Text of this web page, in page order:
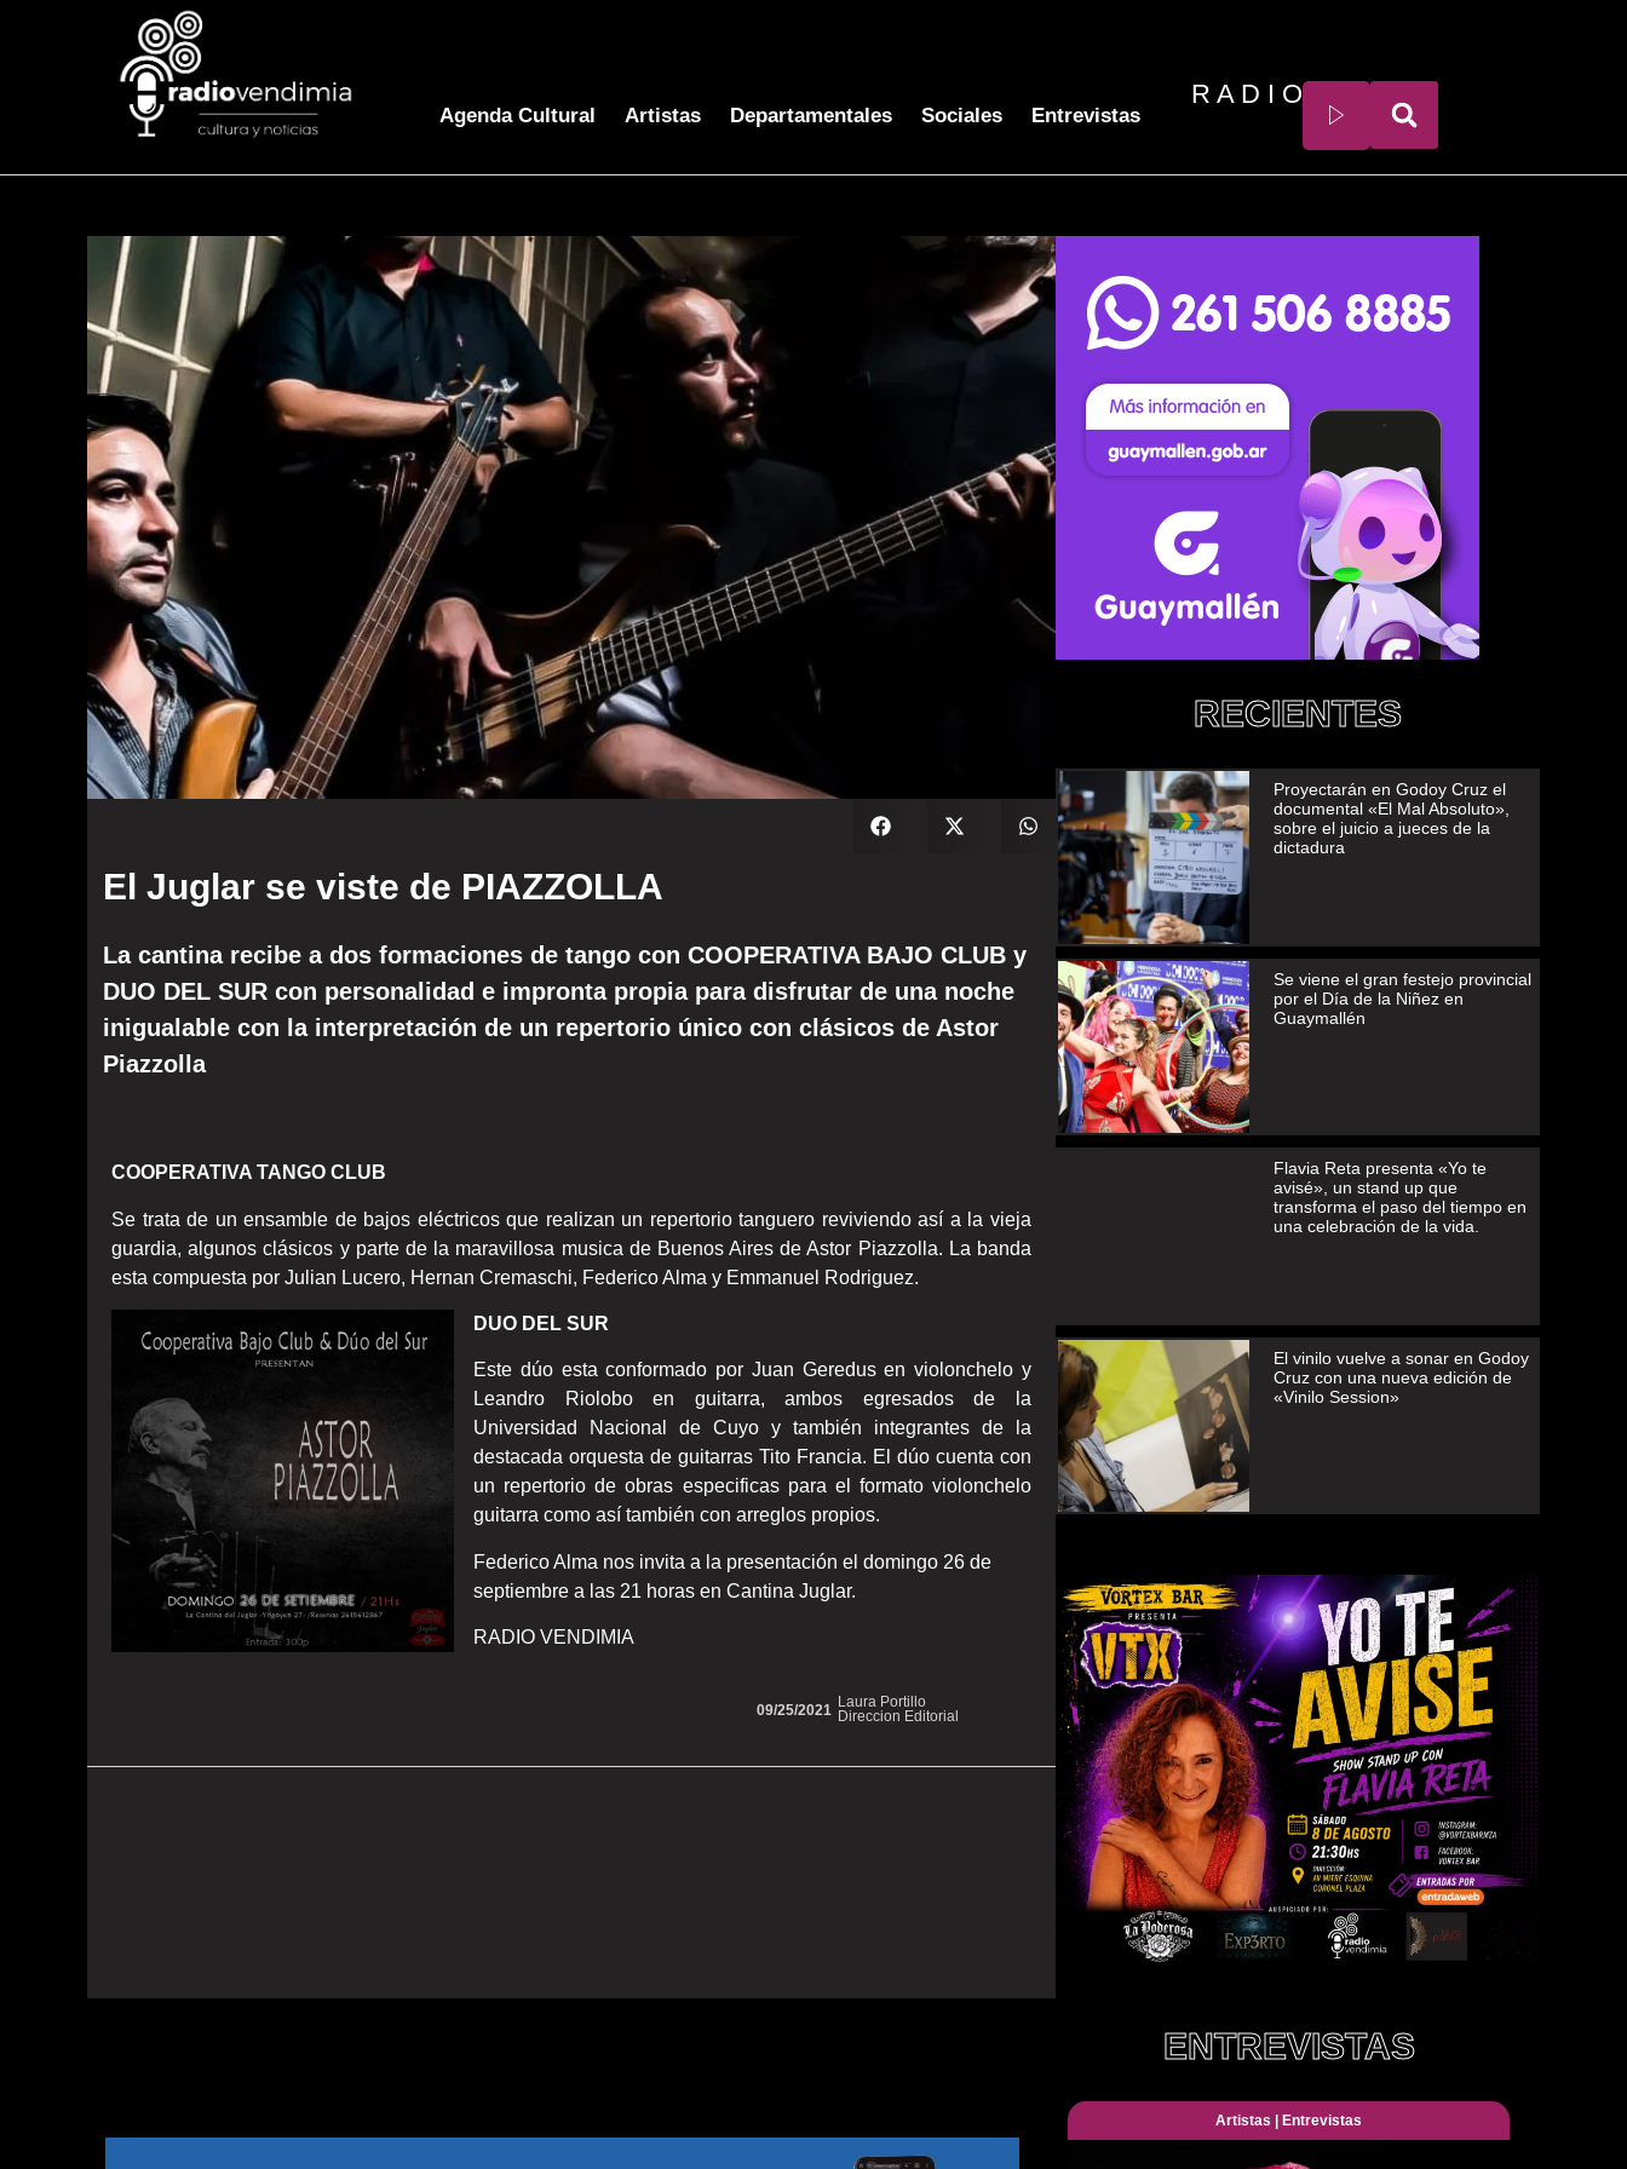
Agenda Cultural Artistas Departamentales Sociales Entrevistas
R A D I O
El Juglar se viste de PIAZZOLLA
La cantina recibe a dos formaciones de tango con COOPERATIVA BAJO CLUB y
DUO DEL SUR con personalidad e impronta propia para disfrutar de una noche
inigualable con la interpretación de un repertorio único con clásicos de Astor
Piazzolla
COOPERATIVA TANGO CLUB
Se trata de un ensamble de bajos eléctricos que realizan un repertorio tanguero reviviendo así a la vieja
guardia, algunos clásicos y parte de la maravillosa musica de Buenos Aires de Astor Piazzolla. La banda
esta compuesta por Julian Lucero, Hernan Cremaschi, Federico Alma y Emmanuel Rodriguez.
DUO DEL SUR
Este dúo esta conformado por Juan Geredus en violonchelo y
Leandro Riolobo en guitarra, ambos egresados de la
Universidad Nacional de Cuyo y también integrantes de la
destacada orquesta de guitarras Tito Francia. El dúo cuenta con
un repertorio de obras especificas para el formato violonchelo
guitarra como así también con arreglos propios.
Federico Alma nos invita a la presentación el domingo 26 de
septiembre a las 21 horas en Cantina Juglar.
RADIO VENDIMIA
Laura Portillo
Direccion Editorial
09/25/2021
RECIENTES
Proyectarán en Godoy Cruz el
documental «El Mal Absoluto»,
sobre el juicio a jueces de la
dictadura
Se viene el gran festejo provincial
por el Día de la Niñez en
Guaymallén
Flavia Reta presenta «Yo te
avisé», un stand up que
transforma el paso del tiempo en
una celebración de la vida.
El vinilo vuelve a sonar en Godoy
Cruz con una nueva edición de
«Vinilo Session»
ENTREVISTAS
Artistas Entrevistas